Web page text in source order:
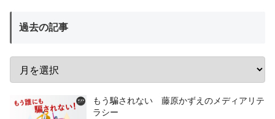
過去の記事
もう騙されない 藤原かずえのメディアリテ
ラシー